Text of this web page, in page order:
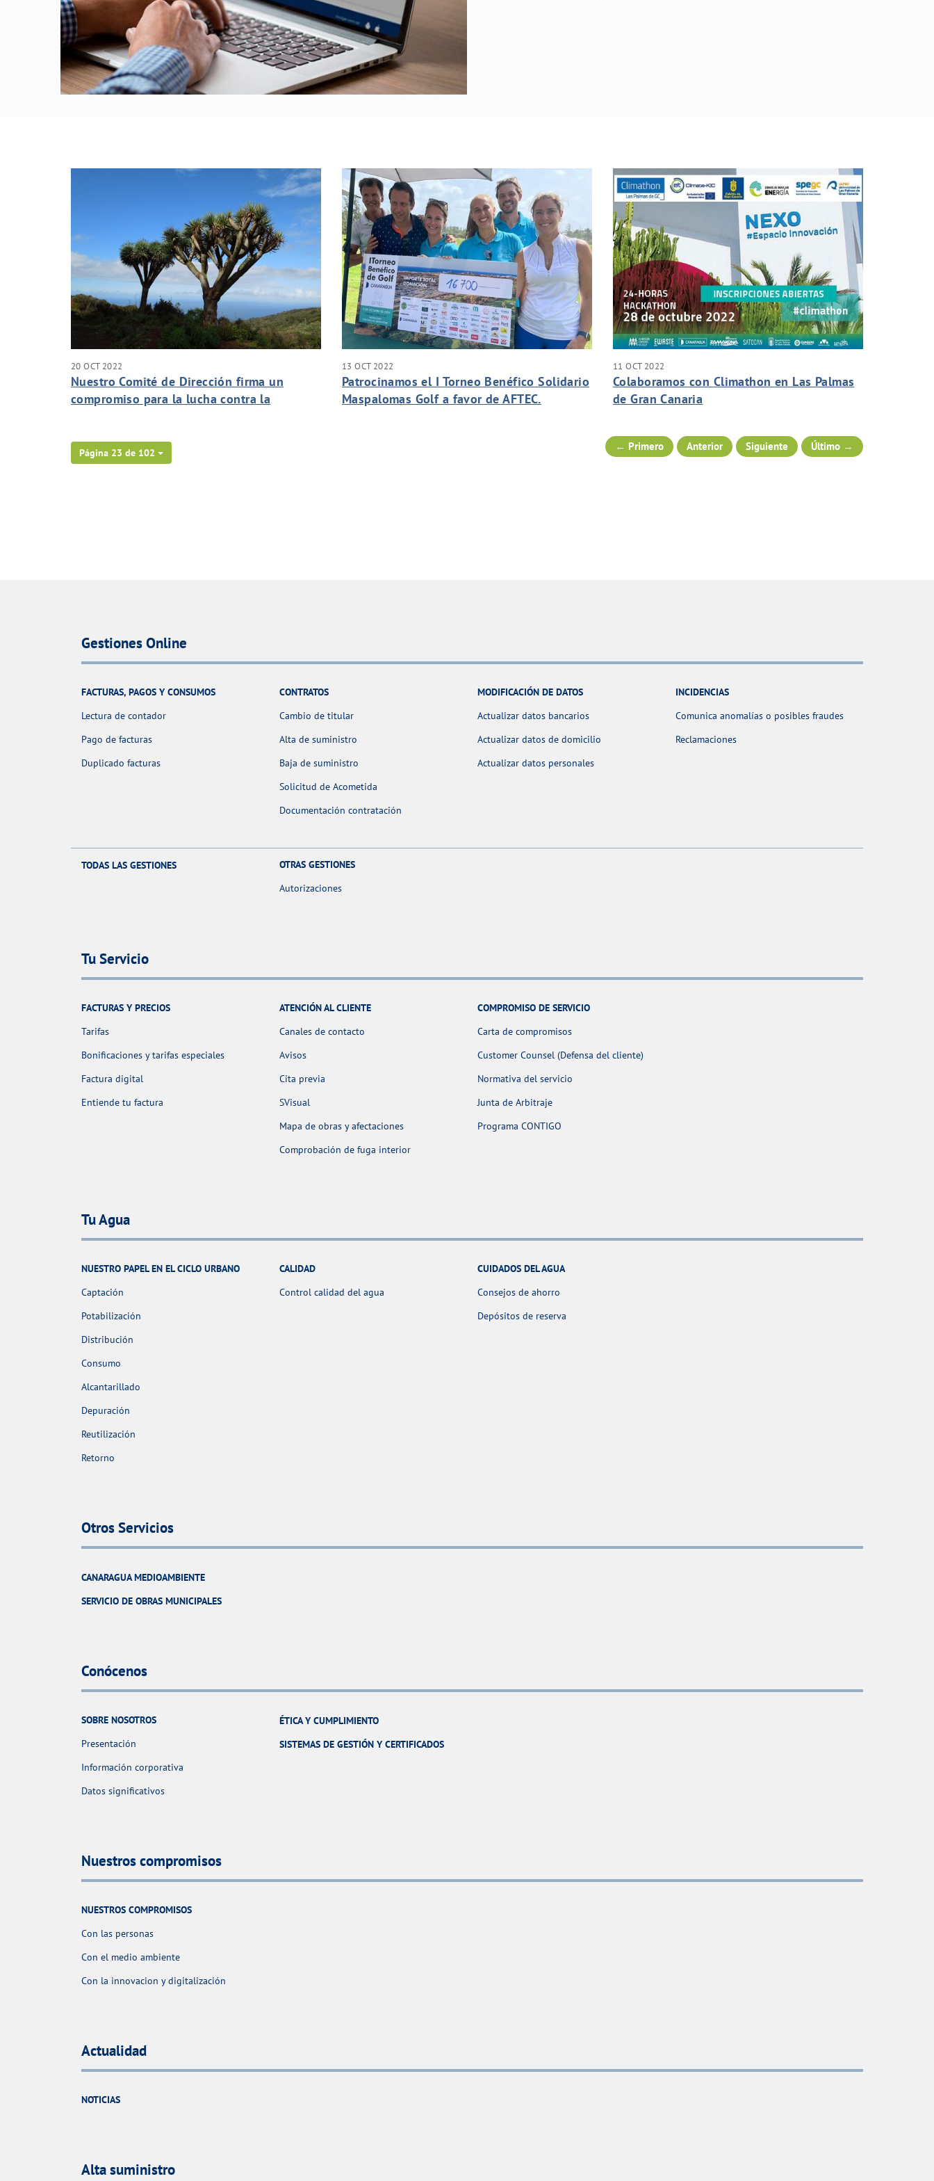
20 OCT 2022
Nuestro Comité de Dirección firma un
compromiso para la lucha contra la
13 OCT 2022
Patrocinamos el I Torneo Benéfico Solidario
Maspalomas Golf a favor de AFTEC.
11 OCT 2022
Colaboramos con Climathon en Las Palmas
de Gran Canaria
Página 23 de 102
← Primero Anterior Siguiente Último →
Gestiones Online
FACTURAS, PAGOS Y CONSUMOS
Lectura de contador
Pago de facturas
Duplicado facturas
CONTRATOS
Cambio de titular
Alta de suministro
Baja de suministro
Solicitud de Acometida
Documentación contratación
MODIFICACIÓN DE DATOS
Actualizar datos bancarios
Actualizar datos de domicilio
Actualizar datos personales
INCIDENCIAS
Comunica anomalías o posibles fraudes
Reclamaciones
TODAS LAS GESTIONES
OTRAS GESTIONES
Autorizaciones
Tu Servicio
FACTURAS Y PRECIOS
Tarifas
Bonificaciones y tarifas especiales
Factura digital
Entiende tu factura
ATENCIÓN AL CLIENTE
Canales de contacto
Avisos
Cita previa
SVisual
Mapa de obras y afectaciones
Comprobación de fuga interior
COMPROMISO DE SERVICIO
Carta de compromisos
Customer Counsel (Defensa del cliente)
Normativa del servicio
Junta de Arbitraje
Programa CONTIGO
Tu Agua
NUESTRO PAPEL EN EL CICLO URBANO
Captación
Potabilización
Distribución
Consumo
Alcantarillado
Depuración
Reutilización
Retorno
CALIDAD
Control calidad del agua
CUIDADOS DEL AGUA
Consejos de ahorro
Depósitos de reserva
Otros Servicios
CANARAGUA MEDIOAMBIENTE
SERVICIO DE OBRAS MUNICIPALES
Conócenos
SOBRE NOSOTROS
Presentación
Información corporativa
Datos significativos
ÉTICA Y CUMPLIMIENTO
SISTEMAS DE GESTIÓN Y CERTIFICADOS
Nuestros compromisos
NUESTROS COMPROMISOS
Con las personas
Con el medio ambiente
Con la innovacion y digitalización
Actualidad
NOTICIAS
Alta suministro